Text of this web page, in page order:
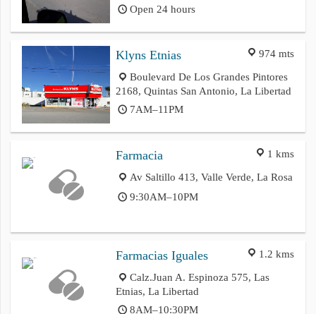
Open 24 hours
974 mts
Klyns Etnias
Boulevard De Los Grandes Pintores
2168, Quintas San Antonio, La Libertad
7AM–11PM
1 kms
Farmacia
Av Saltillo 413, Valle Verde, La Rosa
9:30AM–10PM
1.2 kms
Farmacias Iguales
Calz.Juan A. Espinoza 575, Las
Etnias, La Libertad
8AM–10:30PM